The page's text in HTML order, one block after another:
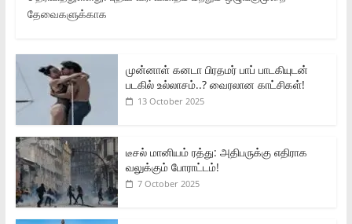
தேவைகளுக்காக
முன்னாள் கனடா பிரதமர் பாப் பாடகியுடன்
படகில் உல்லாசம்..? வைரலான காட்சிகள்!
13 October 2025
டீசல் மானியம் ரத்து: அதிபருக்கு எதிராக
வலுக்கும் போராட்டம்!
7 October 2025